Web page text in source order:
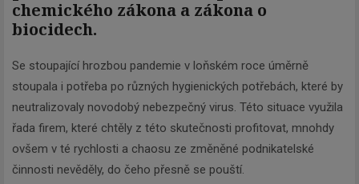
chemického zákona a zákona o
biocidech.
Se stoupající hrozbou pandemie v loňském roce úměrně
stoupala i potřeba po různých hygienických potřebách, které by
neutralizovaly novodobý nebezpečný virus. Této situace využila
řada firem, které chtěly z této skutečnosti profitovat, mnohdy
ovšem v té rychlosti a chaosu ze změněné podnikatelské
činnosti nevěděly, do čeho přesně se pouští.